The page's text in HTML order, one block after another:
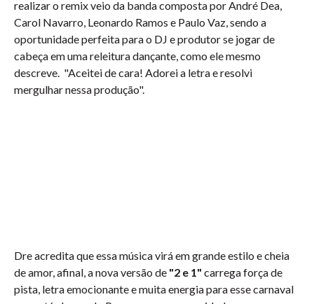
realizar o remix veio da banda composta por André Dea,
Carol Navarro, Leonardo Ramos e Paulo Vaz, sendo a
oportunidade perfeita para o DJ e produtor se jogar de
cabeça em uma releitura dançante, como ele mesmo
descreve. "Aceitei de cara! Adorei a letra e resolvi
mergulhar nessa produção".
Dre acredita que essa música virá em grande estilo e cheia
de amor, afinal, a nova versão de "2 e 1" carrega força de
pista, letra emocionante e muita energia para esse carnaval